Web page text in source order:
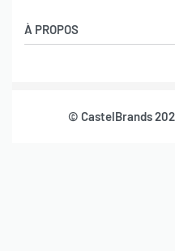
Retours et échanges
À PROPOS
© CastelBrands